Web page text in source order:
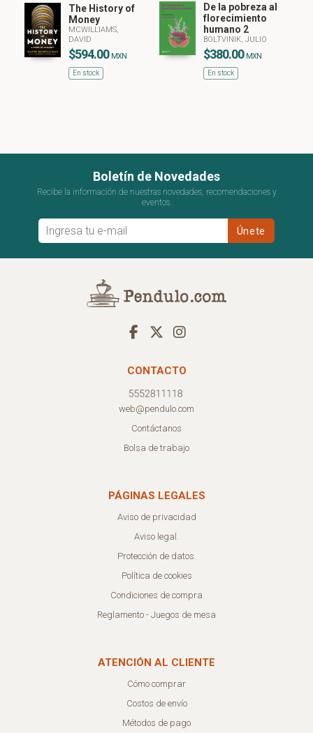
The History of
Money
MCWILLIAMS,
DAVID
$594.00 MXN
En stock
De la pobreza al
florecimiento
humano 2
BOLTVINIK, JULIO
$380.00 MXN
En stock
Boletín de Novedades
Recibe la información de nuestras novedades, recomendaciones y
eventos.
CONTACTO
web@pendulo.com
Contáctanos
Bolsa de trabajo
PÁGINAS LEGALES
Aviso de privacidad
Aviso legal.
Protección de datos.
Política de cookies
Condiciones de compra
Reglamento - Juegos de mesa
ATENCIÓN AL CLIENTE
Cómo comprar
Costos de envío
Métodos de pago